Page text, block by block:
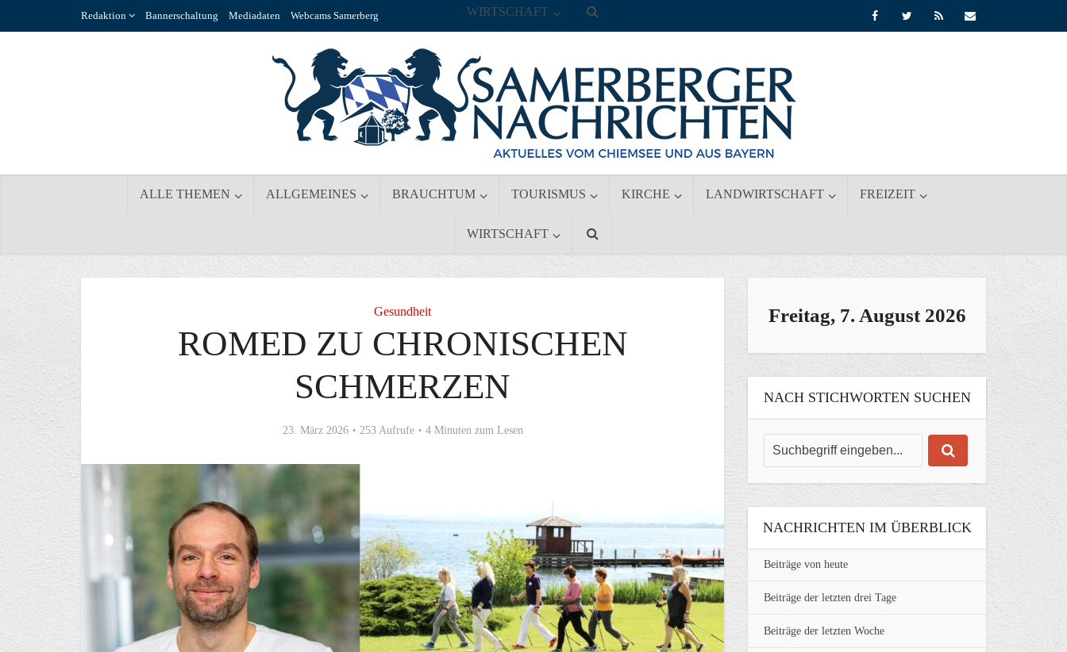
Redaktion Bannerschaltung Mediadaten Webcams Samerberg
ALLE THEMEN ALLGEMEINES BRAUCHTUM TOURISMUS KIRCHE LANDWIRTSCHAFT FREIZEIT
WIRTSCHAFT
WIRTSCHAFT
Gesundheit
ROMED ZU CHRONISCHEN
SCHMERZEN
23. März 2026 253 Aufrufe 4 Minuten zum Lesen
Freitag, 7. August 2026
NACH STICHWORTEN SUCHEN
NACHRICHTEN IM ÜBERBLICK
Beiträge von heute
Beiträge der letzten drei Tage
Beiträge der letzten Woche